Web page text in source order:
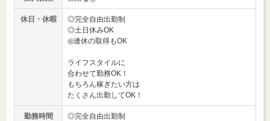
休日・休暇
◎完全自由出勤制
◎土日休みOK
◎連休の取得もOK
ライフスタイルに
合わせて勤務OK！
もちろん稼ぎたい方は
たくさん出勤してOK！
勤務時間
◎完全自由出勤制